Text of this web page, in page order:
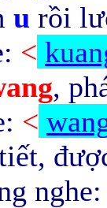
u rồi
<
,
<